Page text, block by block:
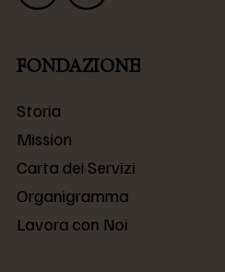
FONDAZIONE
Storia
Mission
Carta dei Servizi
Organigramma
Lavora con Noi